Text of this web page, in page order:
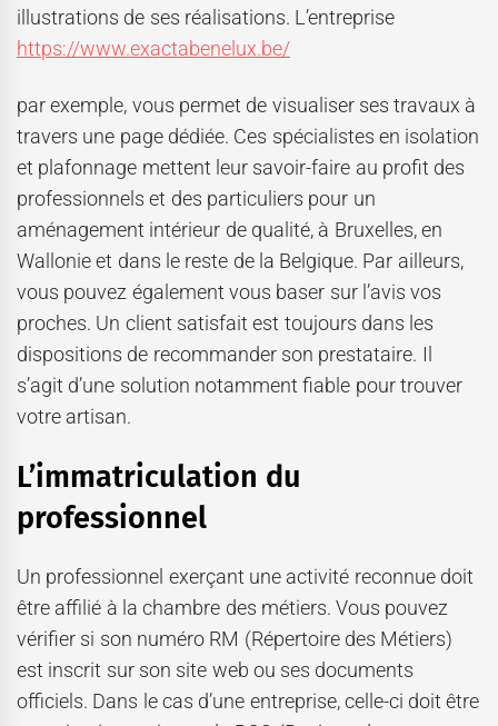
illustrations de ses réalisations. L’entreprise
https://www.exactabenelux.be/
par exemple, vous permet de visualiser ses travaux à
travers une page dédiée. Ces spécialistes en isolation
et plafonnage mettent leur savoir-faire au profit des
professionnels et des particuliers pour un
aménagement intérieur de qualité, à Bruxelles, en
Wallonie et dans le reste de la Belgique. Par ailleurs,
vous pouvez également vous baser sur l’avis vos
proches. Un client satisfait est toujours dans les
dispositions de recommander son prestataire. Il
s’agit d’une solution notamment fiable pour trouver
votre artisan.
L’immatriculation du
professionnel
Un professionnel exerçant une activité reconnue doit
être affilié à la chambre des métiers. Vous pouvez
vérifier si son numéro RM (Répertoire des Métiers)
est inscrit sur son site web ou ses documents
officiels. Dans le cas d’une entreprise, celle-ci doit être